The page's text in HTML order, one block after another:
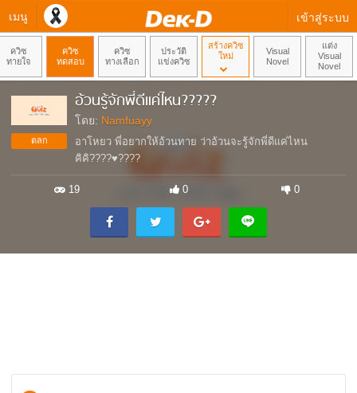
เมนู เข้าสู่ระบบ
ควิซ
ทายใจ
ควิซ
ทดสอบ
ควิซ
ทางเลือก
ประวัติ
แข่งควิซ
สร้างควิซ
ใหม่
Visual
Novel
แต่ง
Visual
Novel
ตลก
อ้วนรู้จักพี่ดีแค่ไหน?????
โดย: Namfuayy
อาโหยว พี่อยากให้อ้วนทาย ว่าอ้วนจะรู้จักพี่ดีแค่ไหน
คิคิ????♥️????
19 0 0